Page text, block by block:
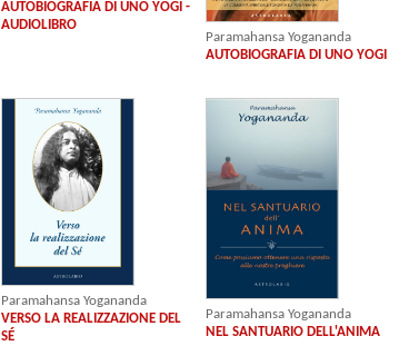
AUTOBIOGRAFIA DI UNO YOGI -
AUDIOLIBRO
Paramahansa Yogananda
AUTOBIOGRAFIA DI UNO YOGI
Paramahansa Yogananda
VERSO LA REALIZZAZIONE DEL
SÉ
Paramahansa Yogananda
NEL SANTUARIO DELL'ANIMA